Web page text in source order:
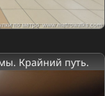
Крайний путь.